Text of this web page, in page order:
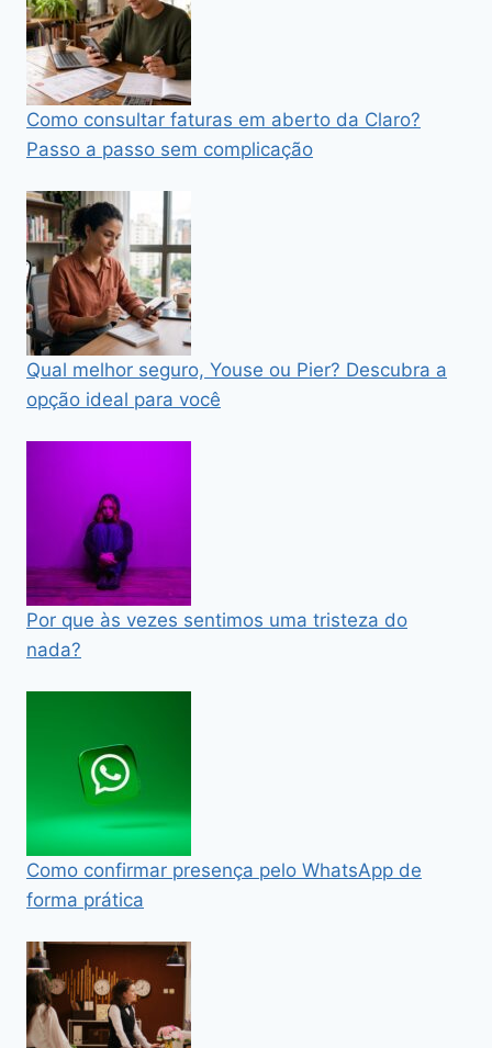
Como consultar faturas em aberto da Claro?
Passo a passo sem complicação
Qual melhor seguro, Youse ou Pier? Descubra a
opção ideal para você
Por que às vezes sentimos uma tristeza do
nada?
Como confirmar presença pelo WhatsApp de
forma prática